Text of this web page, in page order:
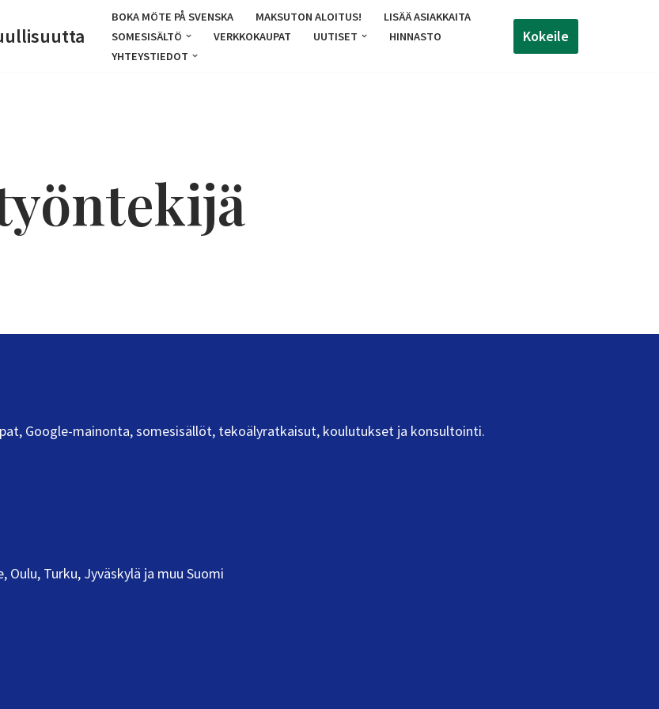
BOKA MÖTE PÅ SVENSKA MAKSUTON ALOITUS!
LISÄÄ ASIAKKAITA
SOMESISÄLTÖ
VERKKOKAUPAT UUTISET
HINNASTO
YHTEYSTIEDOT
Kokeile
Google-mainonta, somesisällöt, tekoälyratkaisut, koulutukset ja konsultointi.
Turku, Jyväskylä ja muu Suomi